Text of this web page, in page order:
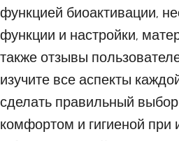
функцией биоактивации,
функции и настройки,
также отзывы
изучите все аспекты
сделать правильный
комфортом и гигиеной при